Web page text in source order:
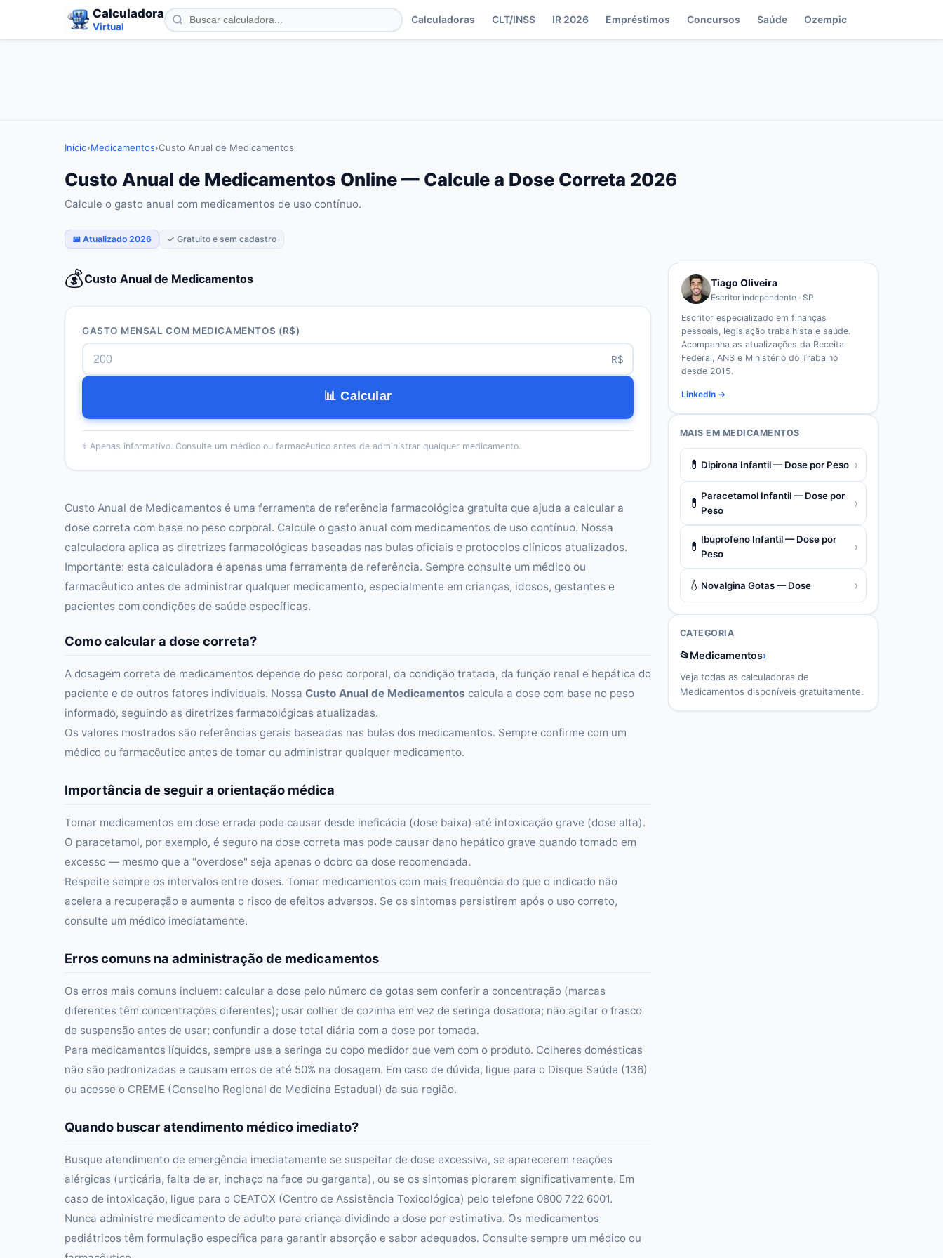
Calculadora
Virtual
Calculadoras CLT/INSS IR 2026 Empréstimos Concursos Saúde Ozempic
Início›Medicamentos›Custo Anual de Medicamentos
Custo Anual de Medicamentos Online — Calcule a Dose Correta 2026
Calcule o gasto anual com medicamentos de uso contínuo.
📅 Atualizado 2026 ✓ Gratuito e sem cadastro
💰Custo Anual de Medicamentos
GASTO MENSAL COM MEDICAMENTOS (R$)
R$
📊 Calcular
⚕️ Apenas informativo. Consulte um médico ou farmacêutico antes de administrar qualquer medicamento.
Custo Anual de Medicamentos é uma ferramenta de referência farmacológica gratuita que ajuda a calcular a
dose correta com base no peso corporal. Calcule o gasto anual com medicamentos de uso contínuo. Nossa
calculadora aplica as diretrizes farmacológicas baseadas nas bulas oficiais e protocolos clínicos atualizados.
Importante: esta calculadora é apenas uma ferramenta de referência. Sempre consulte um médico ou
farmacêutico antes de administrar qualquer medicamento, especialmente em crianças, idosos, gestantes e
pacientes com condições de saúde específicas.
Como calcular a dose correta?
A dosagem correta de medicamentos depende do peso corporal, da condição tratada, da função renal e hepática do
paciente e de outros fatores individuais. Nossa Custo Anual de Medicamentos calcula a dose com base no peso
informado, seguindo as diretrizes farmacológicas atualizadas.
Os valores mostrados são referências gerais baseadas nas bulas dos medicamentos. Sempre confirme com um
médico ou farmacêutico antes de tomar ou administrar qualquer medicamento.
Importância de seguir a orientação médica
Tomar medicamentos em dose errada pode causar desde ineficácia (dose baixa) até intoxicação grave (dose alta).
O paracetamol, por exemplo, é seguro na dose correta mas pode causar dano hepático grave quando tomado em
excesso — mesmo que a "overdose" seja apenas o dobro da dose recomendada.
Respeite sempre os intervalos entre doses. Tomar medicamentos com mais frequência do que o indicado não
acelera a recuperação e aumenta o risco de efeitos adversos. Se os sintomas persistirem após o uso correto,
consulte um médico imediatamente.
Erros comuns na administração de medicamentos
Os erros mais comuns incluem: calcular a dose pelo número de gotas sem conferir a concentração (marcas
diferentes têm concentrações diferentes); usar colher de cozinha em vez de seringa dosadora; não agitar o frasco
de suspensão antes de usar; confundir a dose total diária com a dose por tomada.
Para medicamentos líquidos, sempre use a seringa ou copo medidor que vem com o produto. Colheres domésticas
não são padronizadas e causam erros de até 50% na dosagem. Em caso de dúvida, ligue para o Disque Saúde (136)
ou acesse o CREME (Conselho Regional de Medicina Estadual) da sua região.
Quando buscar atendimento médico imediato?
Busque atendimento de emergência imediatamente se suspeitar de dose excessiva, se aparecerem reações
alérgicas (urticária, falta de ar, inchaço na face ou garganta), ou se os sintomas piorarem significativamente. Em
caso de intoxicação, ligue para o CEATOX (Centro de Assistência Toxicológica) pelo telefone 0800 722 6001.
Nunca administre medicamento de adulto para criança dividindo a dose por estimativa. Os medicamentos
pediátricos têm formulação específica para garantir absorção e sabor adequados. Consulte sempre um médico ou
Tiago Oliveira
Escritor independente · SP
Escritor especializado em finanças
pessoais, legislação trabalhista e saúde.
Acompanha as atualizações da Receita
Federal, ANS e Ministério do Trabalho
desde 2015.
LinkedIn →
MAIS EM MEDICAMENTOS
💊 Dipirona Infantil — Dose por Peso ›
💊 Paracetamol Infantil — Dose por
Peso
›
💊 Ibuprofeno Infantil — Dose por
Peso
›
💧 Novalgina Gotas — Dose ›
CATEGORIA
📂Medicamentos›
Veja todas as calculadoras de
Medicamentos disponíveis gratuitamente.